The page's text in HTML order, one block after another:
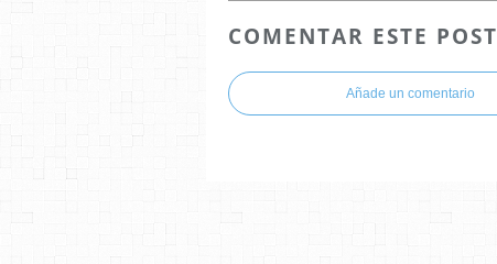
COMENTAR ESTE POST
Añade un comentario